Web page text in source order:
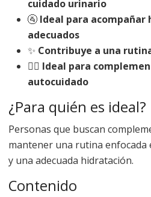
cuidado urinario
🚰 Ideal para
adecuados
✨ Contribuye a una
🧘‍♀️ Ideal para
autocuidado
¿Para quién es ideal?
Personas que buscan
mantener una rutina
y una adecuada hidratación.
Contenido